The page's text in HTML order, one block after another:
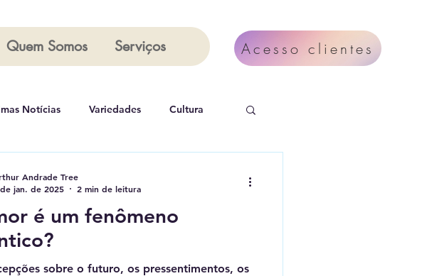
Quem Somos Serviços Acesso clientes
Notícias Variedades Cultura
é um fenômeno
sobre o futuro, os pressentimentos, os
Andrade Tree
jan. de 2025
2 min de leitura